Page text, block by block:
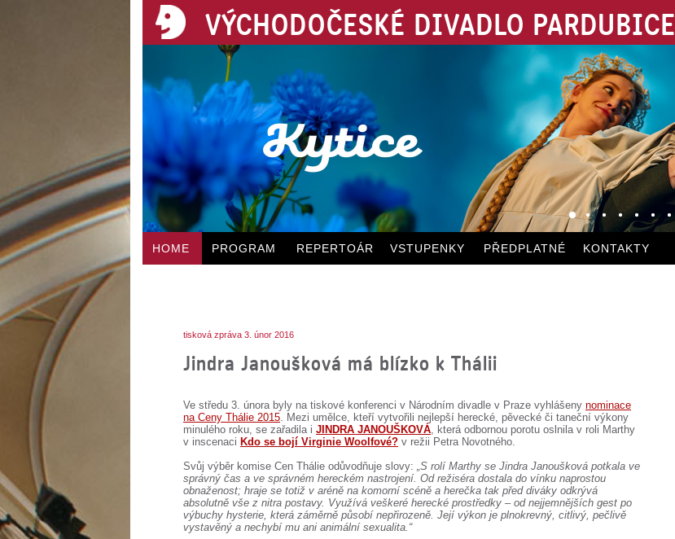
VÝCHODOČESKÉ DIVADLO PARDUBICE
HOME PROGRAM REPERTOÁR VSTUPENKY PŘEDPLATNÉ KONTAKTY
tisková zpráva 3. únor 2016
Jindra Janoušková má blízko k Thálii
Ve středu 3. února byly na tiskové konferenci v Národním divadle v Praze vyhlášeny nominace
na Ceny Thálie 2015. Mezi umělce, kteří vytvořili nejlepší herecké, pěvecké či taneční výkony
minulého roku, se zařadila i JINDRA JANOUŠKOVÁ, která odbornou porotu oslnila v roli Marthy
v inscenaci Kdo se bojí Virginie Woolfové? v režii Petra Novotného.
Svůj výběr komise Cen Thálie odůvodňuje slovy: „S rolí Marthy se Jindra Janoušková potkala ve
správný čas a ve správném hereckém nastrojení. Od režiséra dostala do vínku naprostou
obnaženost; hraje se totiž v aréně na komorní scéně a herečka tak před diváky odkrývá
absolutně vše z nitra postavy. Využívá veškeré herecké prostředky – od nejjemnějších gest po
výbuchy hysterie, která záměrně působí nepřirozeně. Její výkon je plnokrevný, citlivý, pečlivě
vystavěný a nechybí mu ani animální sexualita.“